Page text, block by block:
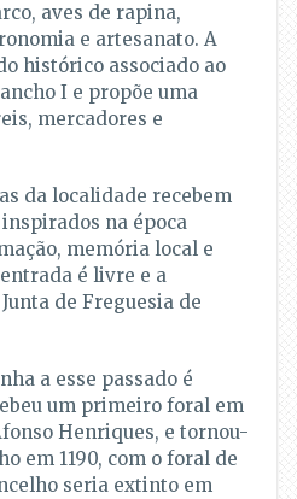
aves de rapina,
e artesanato. A
histórico associado ao
I e propõe uma
mercadores e
da localidade recebem
na época
memória local e
é livre e a
de Freguesia de
a esse passado é
um primeiro foral em
Henriques, e tornou-
em 1190, com o foral de
seria extinto em